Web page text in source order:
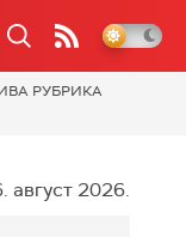
РУБРИКА
август 2026.